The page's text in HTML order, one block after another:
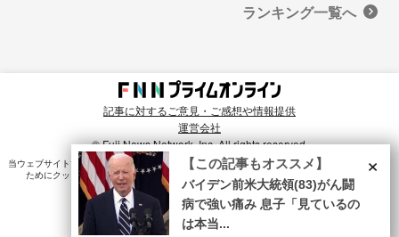
ランキング一覧へ
記事に対するご意見・ご感想や情報提供
運営会社
© Fuji News Network, Inc. All rights reserved.
当ウェブサイトでは、ユーザのニーズ・興味・関⼼に合致したコンテンツや広告配信を提供する
ためにクッキーを使⽤しています。詳細は、
プライバシーポリシー をご確認ください。×
【この記事もオススメ】
バイデン前米大統領(83)がん闘
病で強い痛み 息子「見ているの
は本当...